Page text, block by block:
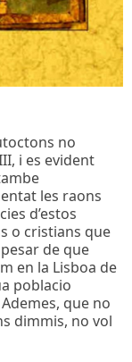
no
i es evident
les raons
d’estos
o cristians que
de que
en la Lisboa de
poblacio
que no
dimmis, no vol